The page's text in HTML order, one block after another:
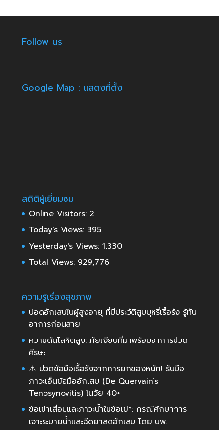
Follow us
Google Map : แสดงที่ตั้ง
สถิติผู้เยี่ยมชม
Online Visitors: 2
Today's Views: 395
Yesterday's Views: 1,330
Total Views: 929,776
ความรู้เรื่องสุขภาพ
ปอดอักเสบในผู้สูงอายุ ที่มีประวัติสูบบุหรี่เรื้อรัง รู้ทัน
อาการก่อนสาย
ความดันโลหิตสูง: ภัยเงียบที่มาพร้อมอาการปวด
ศีรษะ
⚠️ ปวดข้อมือเรื้อรังจากการยกของหนัก! รับมือ
ภาวะเอ็นข้อมืออักเสบ (De Quervain’s
Tenosynovitis) ในวัย 40+
ข้อเข่าเสื่อมและภาวะน้ำในข้อเข่า: กรณีศึกษาการ
เจาะระบายน้ำและฉีดยาลดอักเสบ โดย นพ.